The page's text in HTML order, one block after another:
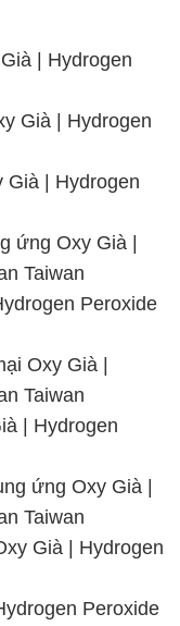
| Hydrogen
Già | Hydrogen
Già | Hydrogen
ứng Oxy Già |
Taiwan
Peroxide
Oxy Già |
Taiwan
| Hydrogen
ứng Oxy Già |
Taiwan
Già | Hydrogen
Peroxide